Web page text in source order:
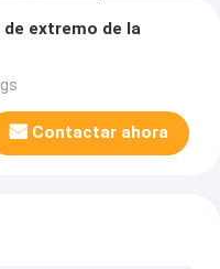
extremo de la
Contactar ahora